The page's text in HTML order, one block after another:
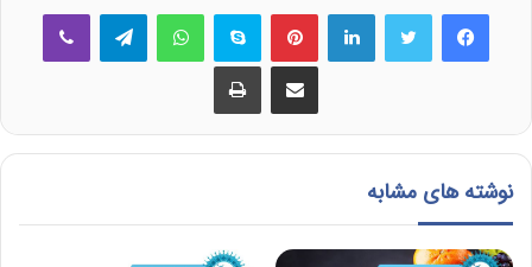
فیس بوک لینکدین ‫پین‌ترست اسکایپ واتس آپ
اشتراک گذاری از طریق ایمیل چاپ
نوشته های مشابه